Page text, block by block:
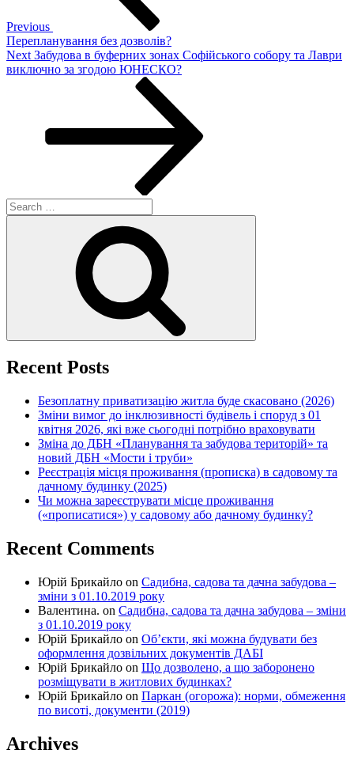
Previous
Перепланування без дозволів?
Next
Post
Next Забудова в буферних зонах Софійського собору та Лаври
виключно за згодою ЮНЕСКО?
Search
for:
Recent Posts
Безоплатну приватизацію житла буде скасовано (2026)
Зміни вимог до інклюзивності будівель і споруд з 01
квітня 2026, які вже сьогодні потрібно враховувати
Зміна до ДБН «Планування та забудова територій» та
новий ДБН «Мости і труби»
Реєстрація місця проживання (прописка) в садовому та
дачному будинку (2025)
Чи можна зареєструвати місце проживання
(«прописатися») у садовому або дачному будинку?
Recent Comments
Юрій Брикайло on Садибна, садова та дачна забудова –
зміни з 01.10.2019 року
Валентина. on Садибна, садова та дачна забудова – зміни
з 01.10.2019 року
Юрій Брикайло on Об’єкти, які можна будувати без
оформлення дозвільних документів ДАБІ
Юрій Брикайло on Що дозволено, а що заборонено
розміщувати в житлових будинках?
Юрій Брикайло on Паркан (огорожа): норми, обмеження
по висоті, документи (2019)
Archives